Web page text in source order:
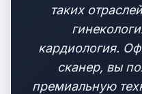
таких
кардиология.
сканер, вы
премиальную